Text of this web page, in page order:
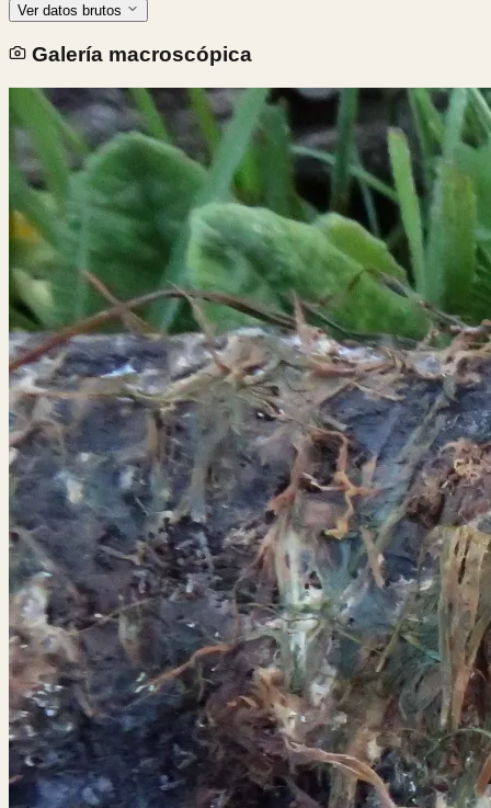
Ver datos brutos
Galería macroscópica